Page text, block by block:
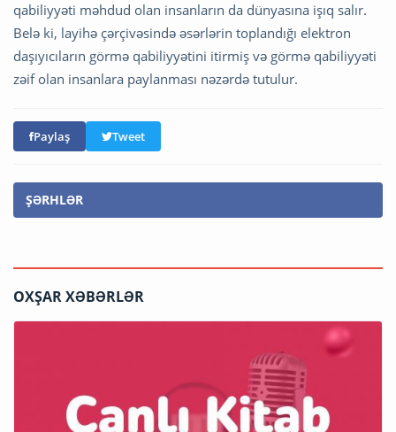
qabiliyyəti məhdud olan insanların da dünyasına işıq salır.
Belə ki, layihə çərçivəsində əsərlərin toplandığı elektron
daşıyıcıların görmə qabiliyyətini itirmiş və görmə qabiliyyəti
zəif olan insanlara paylanması nəzərdə tutulur.
Paylaş Tweet
ŞƏRHLƏR
OXŞAR XƏBƏRLƏR